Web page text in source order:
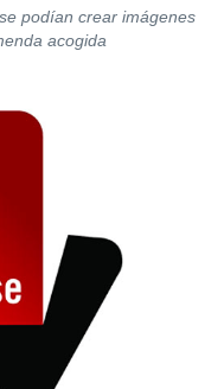
podían crear imágenes
acogida